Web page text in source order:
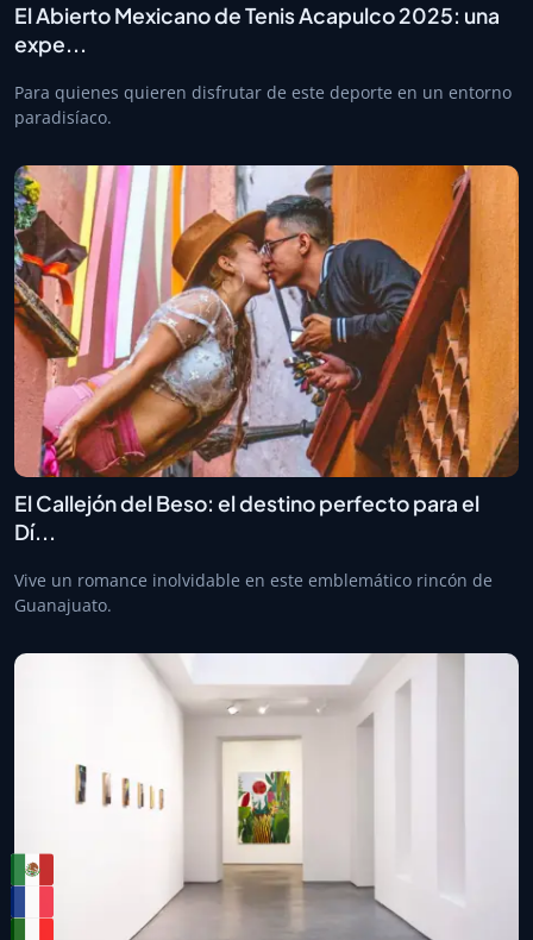
El Abierto Mexicano de Tenis Acapulco 2025: una
expe...
Para quienes quieren disfrutar de este deporte en un entorno
paradisíaco.
El Callejón del Beso: el destino perfecto para el
Dí...
Vive un romance inolvidable en este emblemático rincón de
Guanajuato.